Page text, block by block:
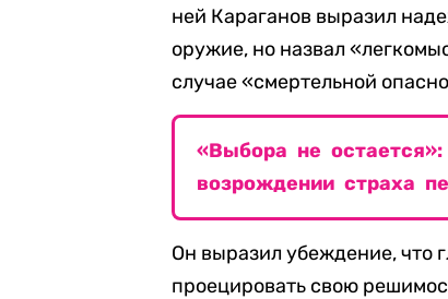
ней Караганов выразил
оружие, но назвал
случае «смертельной
«Выбора не
возрождении страха
Он выразил убеждение, что
проецировать свою